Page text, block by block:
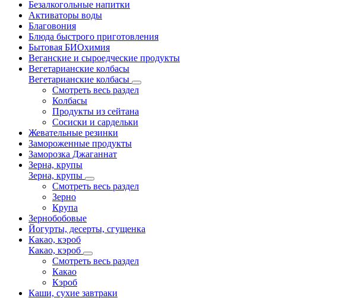
Безалкогольные напитки
Активаторы воды
Благовония
Блюда быстрого приготовления
Бытовая БИОхимия
Веганские и сыроедческие продукты
Вегетарианские колбасы
Вегетарианские колбасы
Смотреть весь раздел
Колбасы
Продукты из сейтана
Сосиски и сардельки
Жевательные резинки
Замороженные продукты
Заморозка Джаганнат
Зерна, крупы
Зерна, крупы
Смотреть весь раздел
Зерно
Крупа
Зернобобовые
Йогурты, десерты, сгущенка
Какао, кэроб
Какао, кэроб
Смотреть весь раздел
Какао
Кэроб
Каши, сухие завтраки